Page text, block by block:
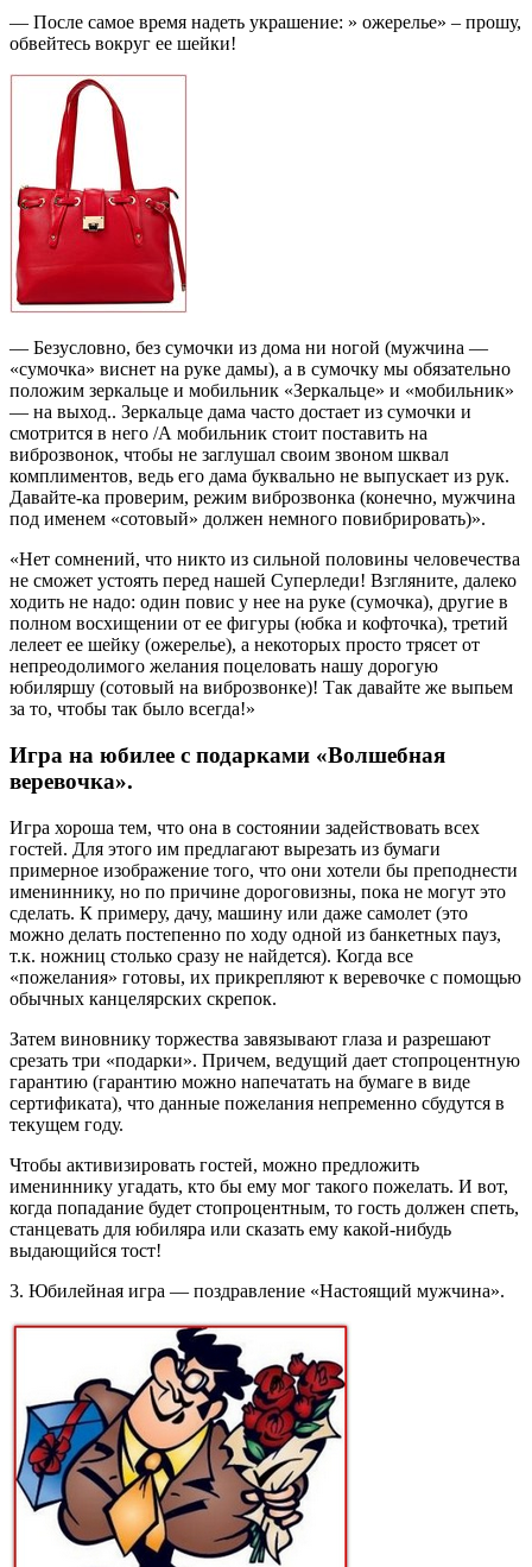
— После самое время надеть украшение: » ожерелье» – прошу,
обвейтесь вокруг ее шейки!
— Безусловно, без сумочки из дома ни ногой (мужчина —
«сумочка» виснет на руке дамы), а в сумочку мы обязательно
положим зеркальце и мобильник «Зеркальце» и «мобильник»
— на выход.. Зеркальце дама часто достает из сумочки и
смотрится в него /А мобильник стоит поставить на
виброзвонок, чтобы не заглушал своим звоном шквал
комплиментов, ведь его дама буквально не выпускает из рук.
Давайте-ка проверим, режим виброзвонка (конечно, мужчина
под именем «сотовый» должен немного повибрировать)».
«Нет сомнений, что никто из сильной половины человечества
не сможет устоять перед нашей Суперледи! Взгляните, далеко
ходить не надо: один повис у нее на руке (сумочка), другие в
полном восхищении от ее фигуры (юбка и кофточка), третий
лелеет ее шейку (ожерелье), а некоторых просто трясет от
непреодолимого желания поцеловать нашу дорогую
юбиляршу (сотовый на виброзвонке)! Так давайте же выпьем
за то, чтобы так было всегда!»
Игра на юбилее с подарками «Волшебная
веревочка».
Игра хороша тем, что она в состоянии задействовать всех
гостей. Для этого им предлагают вырезать из бумаги
примерное изображение того, что они хотели бы преподнести
имениннику, но по причине дороговизны, пока не могут это
сделать. К примеру, дачу, машину или даже самолет (это
можно делать постепенно по ходу одной из банкетных пауз,
т.к. ножниц столько сразу не найдется). Когда все
«пожелания» готовы, их прикрепляют к веревочке с помощью
обычных канцелярских скрепок.
Затем виновнику торжества завязывают глаза и разрешают
срезать три «подарки». Причем, ведущий дает стопроцентную
гарантию (гарантию можно напечатать на бумаге в виде
сертификата), что данные пожелания непременно сбудутся в
текущем году.
Чтобы активизировать гостей, можно предложить
имениннику угадать, кто бы ему мог такого пожелать. И вот,
когда попадание будет стопроцентным, то гость должен спеть,
станцевать для юбиляра или сказать ему какой-нибудь
выдающийся тост!
3. Юбилейная игра — поздравление «Настоящий мужчина».